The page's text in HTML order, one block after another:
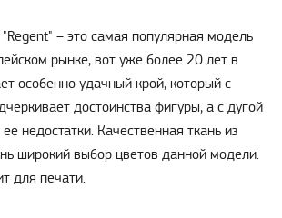
– это самая популярная модель
рынке, вот уже более 20 лет в
особенно удачный крой, который с
достоинства фигуры, а с дугой
недостатки. Качественная ткань из
широкий выбор цветов данной модели.
для печати.